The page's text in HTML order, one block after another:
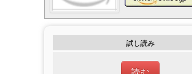
試し読み